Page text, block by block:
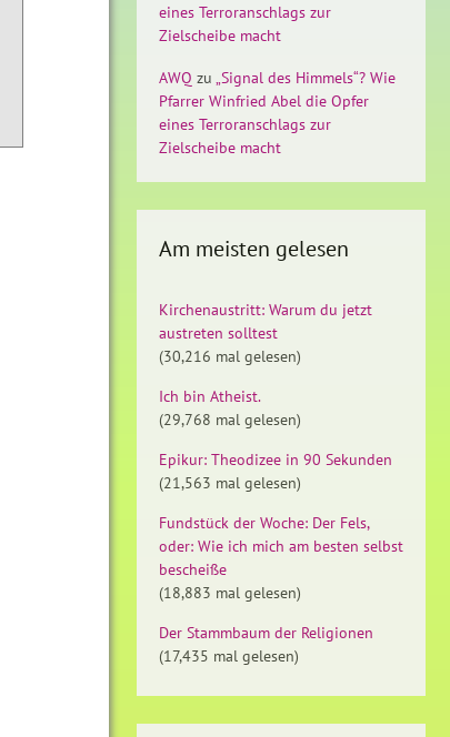
eines Terroranschlags zur
Zielscheibe macht
AWQ zu „Signal des Himmels“? Wie
Pfarrer Winfried Abel die Opfer
eines Terroranschlags zur
Zielscheibe macht
Am meisten gelesen
Kirchenaustritt: Warum du jetzt
austreten solltest
(30,216 mal gelesen)
Ich bin Atheist.
(29,768 mal gelesen)
Epikur: Theodizee in 90 Sekunden
(21,563 mal gelesen)
Fundstück der Woche: Der Fels,
oder: Wie ich mich am besten selbst
bescheiße
(18,883 mal gelesen)
Der Stammbaum der Religionen
(17,435 mal gelesen)